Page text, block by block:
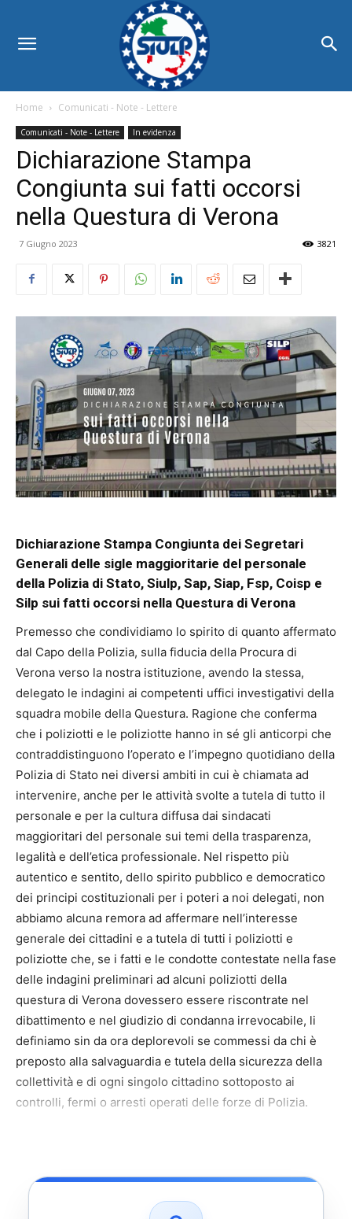
Home Comunicati - Note - Lettere
Comunicati - Note - Lettere In evidenza
Dichiarazione Stampa
Congiunta sui fatti occorsi
nella Questura di Verona
7 Giugno 2023 3821
Dichiarazione Stampa Congiunta dei Segretari
Generali delle sigle maggioritarie del personale
della Polizia di Stato, Siulp, Sap, Siap, Fsp, Coisp e
Silp sui fatti occorsi nella Questura di Verona
Premesso che condividiamo lo spirito di quanto affermato
dal Capo della Polizia, sulla fiducia della Procura di
Verona verso la nostra istituzione, avendo la stessa,
delegato le indagini ai competenti uffici investigativi della
squadra mobile della Questura. Ragione che conferma
che i poliziotti e le poliziotte hanno in sé gli anticorpi che
contraddistinguono l’operato e l’impegno quotidiano della
Polizia di Stato nei diversi ambiti in cui è chiamata ad
intervenire, anche per le attività svolte a tutela di tutto il
personale e per la cultura diffusa dai sindacati
maggioritari del personale sui temi della trasparenza,
legalità e dell’etica professionale. Nel rispetto più
autentico e sentito, dello spirito pubblico e democratico
dei principi costituzionali per i poteri a noi delegati, non
abbiamo alcuna remora ad affermare nell’interesse
generale dei cittadini e a tutela di tutti i poliziotti e
poliziotte che, se i fatti e le condotte contestate nella fase
delle indagini preliminari ad alcuni poliziotti della
questura di Verona dovessero essere riscontrate nel
dibattimento e nel giudizio di condanna irrevocabile, li
definiamo sin da ora deplorevoli se commessi da chi è
preposto alla salvaguardia e tutela della sicurezza della
collettività e di ogni singolo cittadino sottoposto ai
controlli, fermi o arresti operati delle forze di Polizia.